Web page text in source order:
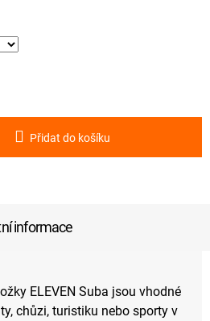
Přidat do košíku
informace
ELEVEN Suba jsou vhodné
chůzi, turistiku nebo sporty v